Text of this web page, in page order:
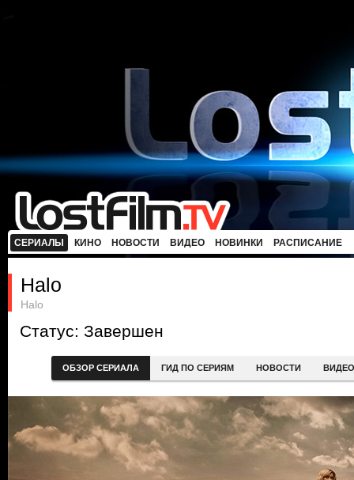
СЕРИАЛЫ КИНО НОВОСТИ ВИДЕО НОВИНКИ РАСПИСАНИЕ
Halo
Halo
Статус: Завершен
ОБЗОР СЕРИАЛА ГИД ПО СЕРИЯМ НОВОСТИ ВИДЕО